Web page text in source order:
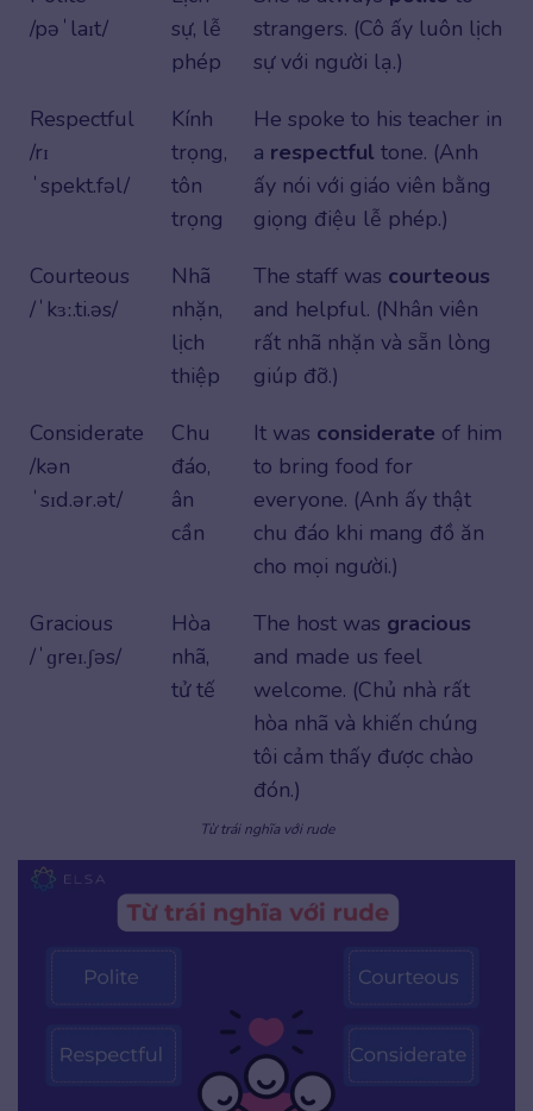
/pəˈlaɪt/
sự, lễ
phép
strangers. (Cô ấy luôn lịch
sự với người lạ.)
Respectful
/rɪ
ˈspekt.fəl/
Kính
trọng,
tôn
trọng
He spoke to his teacher in
a respectful tone. (Anh
ấy nói với giáo viên bằng
giọng điệu lễ phép.)
Courteous
/ˈkɜː.ti.əs/
Nhã
nhặn,
lịch
thiệp
The staff was courteous
and helpful. (Nhân viên
rất nhã nhặn và sẵn lòng
giúp đỡ.)
Considerate
/kən
ˈsɪd.ər.ət/
Chu
đáo,
ân
cần
It was considerate of him
to bring food for
everyone. (Anh ấy thật
chu đáo khi mang đồ ăn
cho mọi người.)
Gracious
/ˈɡreɪ.ʃəs/
Hòa
nhã,
tử tế
The host was gracious
and made us feel
welcome. (Chủ nhà rất
hòa nhã và khiến chúng
tôi cảm thấy được chào
đón.)
Từ trái nghĩa với rude